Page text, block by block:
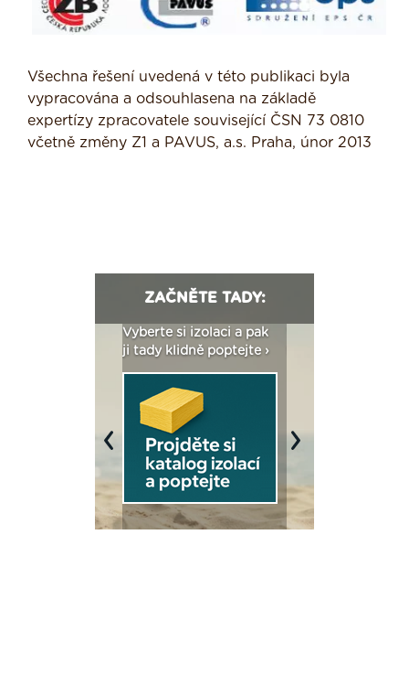
Všechna řešení uvedená v této publikaci byla
vypracována a odsouhlasena na základě
expertízy zpracovatele související ČSN 73 0810
včetně změny Z1 a PAVUS, a.s. Praha, únor 2013
ZAČNĚTE TADY:
Vyberte si izolaci a pak
ji tady klidně poptejte ›
Previous Next